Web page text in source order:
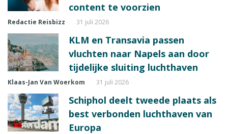
content te voorzien
Redactie Reisbizz 31 juli 2026
KLM en Transavia passen
vluchten naar Napels aan door
tijdelijke sluiting luchthaven
Klaas-Jan Van Woerkom 31 juli 2026
Schiphol deelt tweede plaats als
best verbonden luchthaven van
Europa